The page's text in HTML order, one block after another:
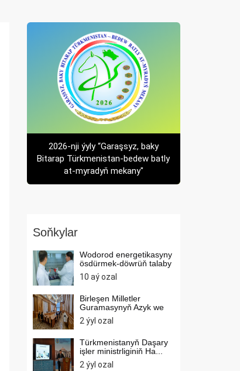
2026-nji ýyly “Garaşsyz, baky
Bitarap Türkmenistan-bedew batly
at-myradyň mekany"
Soňkylar
Wodorod energetikasyny
ösdürmek-döwrüň talaby
10 aý ozal
Birleşen Milletler
Guramasynyň Azyk we
oba ho...
2 ýyl ozal
Türkmenistanyň Daşary
işler ministrliginiň Ha...
2 ýyl ozal